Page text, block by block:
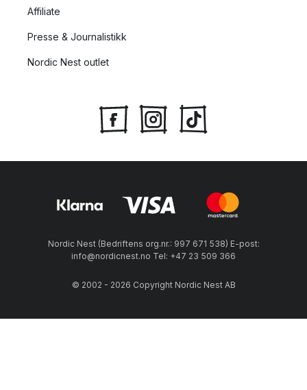
Affiliate
Presse & Journalistikk
Nordic Nest outlet
Nordic Nest (Bedriftens org.nr.: 997 671 538) E-post:
info@nordicnest.no Tel: +47 23 509 366
© 2002 - 2026 Copyright Nordic Nest AB